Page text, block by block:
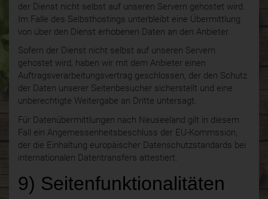
der Dienst nicht selbst auf unseren Servern gehostet wird.
Im Falle des Selbsthostings unterbleibt eine Übermittlung
von über den Dienst erhobenen Daten an den Anbieter.
Sofern der Dienst nicht selbst auf unseren Servern
gehostet wird, haben wir mit dem Anbieter einen
Auftragsverarbeitungsvertrag geschlossen, der den Schutz
der Daten unserer Seitenbesucher sicherstellt und eine
unberechtigte Weitergabe an Dritte untersagt.
Für Datenübermittlungen nach Neuseeland gilt in diesem
Fall ein Angemessenheitsbeschluss der EU-Kommssion,
der die Einhaltung europäischer Datenschutzstandards bei
internationalen Datentransfers attestiert.
9) Seitenfunktionalitäten